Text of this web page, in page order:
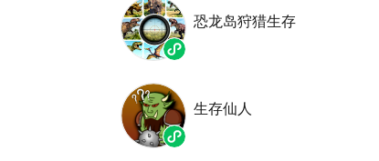
恐龙岛狩猎生存
生存仙人